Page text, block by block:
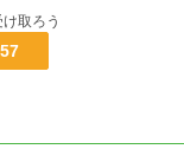
取ろう